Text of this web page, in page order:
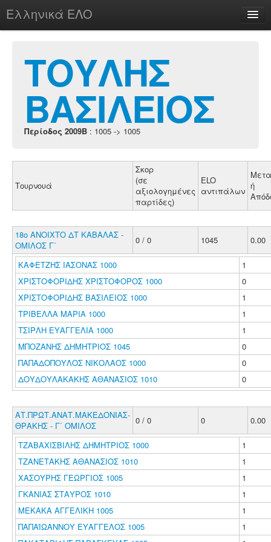
Ελληνικά ΕΛΟ
chesstu.be @ discord
Login
ΤΟΥΛΗΣ
ΒΑΣΙΛΕΙΟΣ
Περίοδος 2009B : 1005 -> 1005
Τουρνουά
Σκορ
(σε
αξιολογημένες
παρτίδες)
ELO
αντιπάλων ή
18o ΑΝΟΙΧΤΟ ΔΤ ΚΑΒΑΛΑΣ -
ΟΜΙΛΟΣ Γ΄
0 / 0 1045 0.00
ΚΑΦΕΤΖΗΣ ΙΑΣΟΝΑΣ 1000
1
ΧΡΙΣΤΟΦΟΡΙΔΗΣ ΧΡΙΣΤΟΦΟΡΟΣ 1000
0
ΧΡΙΣΤΟΦΟΡΙΔΗΣ ΒΑΣΙΛΕΙΟΣ 1000
1
ΤΡΙΒΕΛΛΑ ΜΑΡΙΑ 1000
1
ΤΣΙΡΛΗ ΕΥΑΓΓΕΛΙΑ 1000
1
ΜΠΟΖΑΝΗΣ ΔΗΜΗΤΡΙΟΣ 1045
0
ΠΑΠΑΔΟΠΟΥΛΟΣ ΝΙΚΟΛΑΟΣ 1000
0
ΔΟΥΔΟΥΛΑΚΑΚΗΣ ΑΘΑΝΑΣΙΟΣ 1010
0
ΑΤ.ΠΡΩΤ.ΑΝΑΤ.ΜΑΚΕΔΟΝΙΑΣ-
ΘΡΑΚΗΣ - Γ΄ ΟΜΙΛΟΣ
0 / 0 0 0.00
ΤΖΑΒΑΧΙΣΒΙΛΗΣ ΔΗΜΗΤΡΙΟΣ 1000
1
ΤΖΑΝΕΤΑΚΗΣ ΑΘΑΝΑΣΙΟΣ 1010
1
ΧΑΣΟΥΡΗΣ ΓΕΩΡΓΙΟΣ 1005
1
ΓΚΑΝΙΑΣ ΣΤΑΥΡΟΣ 1010
1
ΜΕΚΑΚΑ ΑΓΓΕΛΙΚΗ 1005
1
ΠΑΠΑΪΩΑΝΝΟΥ ΕΥΑΓΓΕΛΟΣ 1005
1